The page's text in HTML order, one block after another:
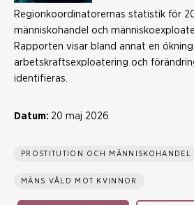
Regionkoordinatorernas statistik för
människohandel och
Rapporten visar bland annat en
arbetskraftsexploatering och
identifieras.
Datum: 20 maj 2026
PROSTITUTION OCH MÄNNISKOHANDEL
MÄNS VÅLD MOT KVINNOR